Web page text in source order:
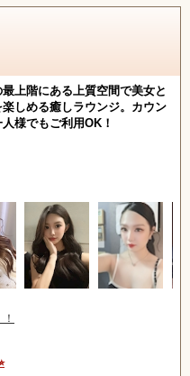
上階にある上質空間で美女と
しめる癒しラウンジ。カウン
様でもご利用OK！